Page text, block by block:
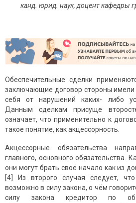
канд. юрид. наук, доцент кафедры
Обеспечительные сделки
заключающие договор стороны имели
себя от нарушений каких- либо
Данным сделкам присуще
означает, что применительно к
такое понятие, как акцессорность.
Акцессорные обязательства
главного, основного обязательства.
они могут брать своё начало как из
[4] Из второго случая следует,
возможно в силу закона, о чём
силу закона кредитор по